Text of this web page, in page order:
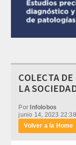
COLECTA
LA
PorInfolobos
junio 14, 2023 22:38
Volver a la Home